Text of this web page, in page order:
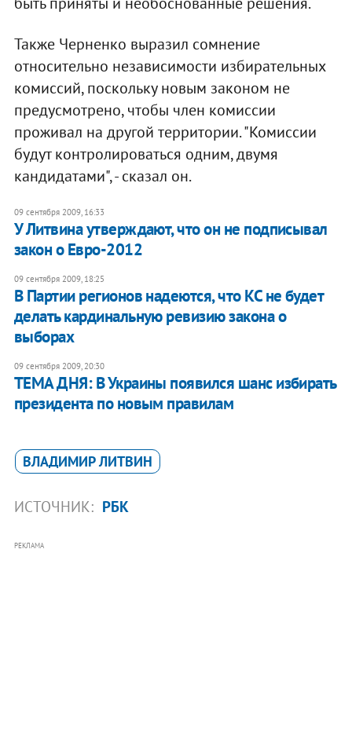
Также Черненко выразил сомнение
относительно независимости избирательных
комиссий, поскольку новым законом не
предусмотрено, чтобы член комиссии
проживал на другой территории. "Комиссии
будут контролироваться одним, двумя
кандидатами", - сказал он.
09 сентября 2009, 16:33
У Литвина утверждают, что он не подписывал
закон о Евро-2012
09 сентября 2009, 18:25
В Партии регионов надеются, что КС не будет
делать кардинальную ревизию закона о
выборах
09 сентября 2009, 20:30
ТЕМА ДНЯ: В Украины появился шанс избирать
президента по новым правилам
ВЛАДИМИР ЛИТВИН
ИСТОЧНИК: РБК
РЕКЛАМА